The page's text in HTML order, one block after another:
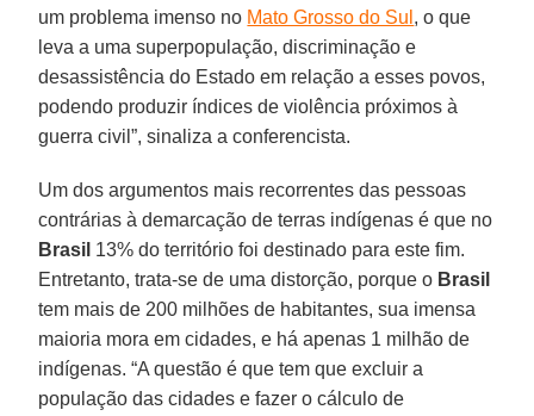
um problema imenso no Mato Grosso do Sul , o que
leva a uma superpopulação, discriminação e
desassistência do Estado em relação a esses povos,
podendo produzir índices de violência próximos à
guerra civil”, sinaliza a conferencista.
Um dos argumentos mais recorrentes das pessoas
contrárias à demarcação de terras indígenas é que no
Brasil 13% do território foi destinado para este fim.
Entretanto, trata-se de uma distorção, porque o Brasil
tem mais de 200 milhões de habitantes, sua imensa
maioria mora em cidades, e há apenas 1 milhão de
indígenas. “A questão é que tem que excluir a
população das cidades e fazer o cálculo de